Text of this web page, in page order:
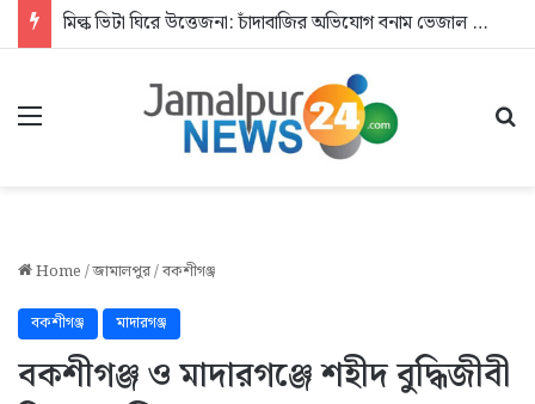
মিল্ক ভিটা ঘিরে উত্তেজনা: চাঁদাবাজির অভিযোগ বনাম ভেজাল দুধের জিডি
Menu
Home/জামালপুর/বকশীগঞ্জ
বকশীগঞ্জ মাদারগঞ্জ
বকশীগঞ্জ ও মাদারগঞ্জে শহীদ বুদ্ধিজীবী